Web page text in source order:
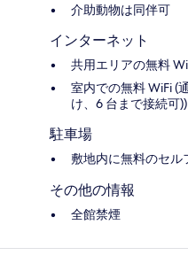
介助動物は同伴可
インターネット
共用エリアの無料
室内での無料 WiFi (
け、6 台まで接続可))
駐車場
敷地内に無料のセル
その他の情報
全館禁煙